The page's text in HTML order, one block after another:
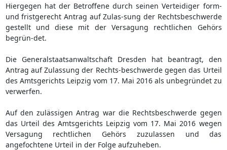
Hiergegen hat der Betroffene durch seinen Verteidiger form-
und fristgerecht Antrag auf Zulas-sung der Rechtsbeschwerde
gestellt und diese mit der Versagung rechtlichen Gehörs
begrün-det.
Die Generalstaatsanwaltschaft Dresden hat beantragt, den
Antrag auf Zulassung der Rechts-beschwerde gegen das Urteil
des Amtsgerichts Leipzig vom 17. Mai 2016 als unbegründet zu
verwerfen.
Auf den zulässigen Antrag war die Rechtsbeschwerde gegen
das Urteil des Amtsgerichts Leipzig vom 17. Mai 2016 wegen
Versagung rechtlichen Gehörs zuzulassen und das
angefochtene Urteil in der Folge aufzuheben.